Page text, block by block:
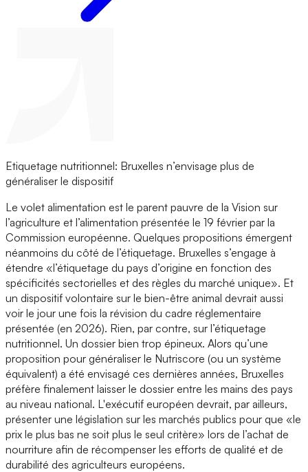
Etiquetage nutritionnel: Bruxelles n’envisage plus de
généraliser le dispositif
Le volet alimentation est le parent pauvre de la Vision sur
l’agriculture et l’alimentation présentée le 19 février par la
Commission européenne. Quelques propositions émergent
néanmoins du côté de l’étiquetage. Bruxelles s’engage à
étendre «l’étiquetage du pays d’origine en fonction des
spécificités sectorielles et des règles du marché unique». Et
un dispositif volontaire sur le bien-être animal devrait aussi
voir le jour une fois la révision du cadre réglementaire
présentée (en 2026). Rien, par contre, sur l’étiquetage
nutritionnel. Un dossier bien trop épineux. Alors qu’une
proposition pour généraliser le Nutriscore (ou un système
équivalent) a été envisagé ces dernières années, Bruxelles
préfère finalement laisser le dossier entre les mains des pays
au niveau national. L'exécutif européen devrait, par ailleurs,
présenter une législation sur les marchés publics pour que «le
prix le plus bas ne soit plus le seul critère» lors de l’achat de
nourriture afin de récompenser les efforts de qualité et de
durabilité des agriculteurs européens.